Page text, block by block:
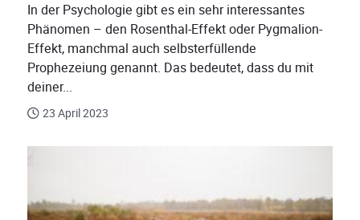
In der Psychologie gibt es ein sehr interessantes
Phänomen – den Rosenthal-Effekt oder Pygmalion-
Effekt, manchmal auch selbsterfüllende
Prophezeiung genannt. Das bedeutet, dass du mit
deiner...
23 April 2023